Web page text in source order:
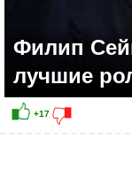
Филип
лучшие